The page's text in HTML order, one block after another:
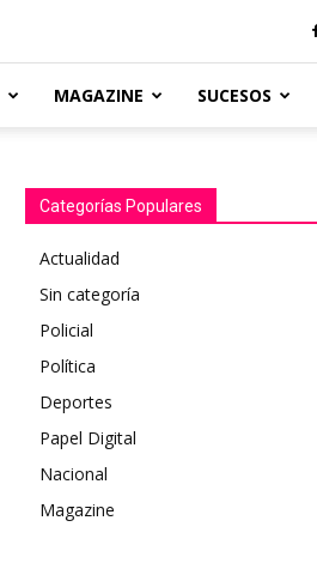
MAGAZINE SUCESOS
Categorías Populares
Actualidad
Sin categoría
Policial
Política
Deportes
Papel Digital
Nacional
Magazine